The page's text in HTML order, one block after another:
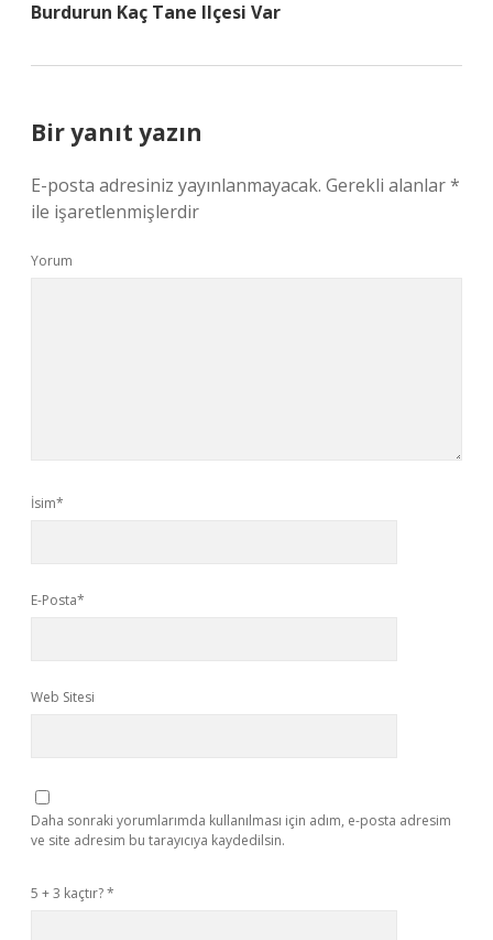
Burdurun Kaç Tane Ilçesi Var
Bir yanıt yazın
E-posta adresiniz yayınlanmayacak. Gerekli alanlar*
ile işaretlenmişlerdir
Yorum
İsim*
E-Posta*
Web Sitesi
Daha sonraki yorumlarımda kullanılması için adım, e-posta adresim
ve site adresim bu tarayıcıya kaydedilsin.
5 + 3 kaçtır?*